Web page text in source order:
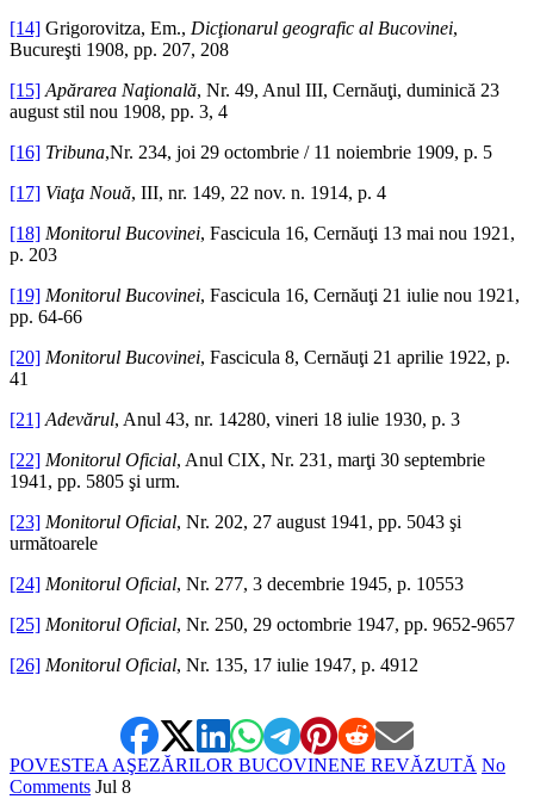
[14] Grigorovitza, Em., Dicţionarul geografic al Bucovinei,
Bucureşti 1908, pp. 207, 208
[15] Apărarea Naţională, Nr. 49, Anul III, Cernăuţi, duminică 23
august stil nou 1908, pp. 3, 4
[16] Tribuna,Nr. 234, joi 29 octombrie / 11 noiembrie 1909, p. 5
[17] Viaţa Nouă, III, nr. 149, 22 nov. n. 1914, p. 4
[18] Monitorul Bucovinei, Fascicula 16, Cernăuţi 13 mai nou 1921,
p. 203
[19] Monitorul Bucovinei, Fascicula 16, Cernăuţi 21 iulie nou 1921,
pp. 64-66
[20] Monitorul Bucovinei, Fascicula 8, Cernăuţi 21 aprilie 1922, p.
41
[21] Adevărul, Anul 43, nr. 14280, vineri 18 iulie 1930, p. 3
[22] Monitorul Oficial, Anul CIX, Nr. 231, marţi 30 septembrie
1941, pp. 5805 şi urm.
[23] Monitorul Oficial, Nr. 202, 27 august 1941, pp. 5043 şi
următoarele
[24] Monitorul Oficial, Nr. 277, 3 decembrie 1945, p. 10553
[25] Monitorul Oficial, Nr. 250, 29 octombrie 1947, pp. 9652-9657
[26] Monitorul Oficial, Nr. 135, 17 iulie 1947, p. 4912
POVESTEA AŞEZĂRILOR BUCOVINENE REVĂZUTĂ No
Comments Jul 8